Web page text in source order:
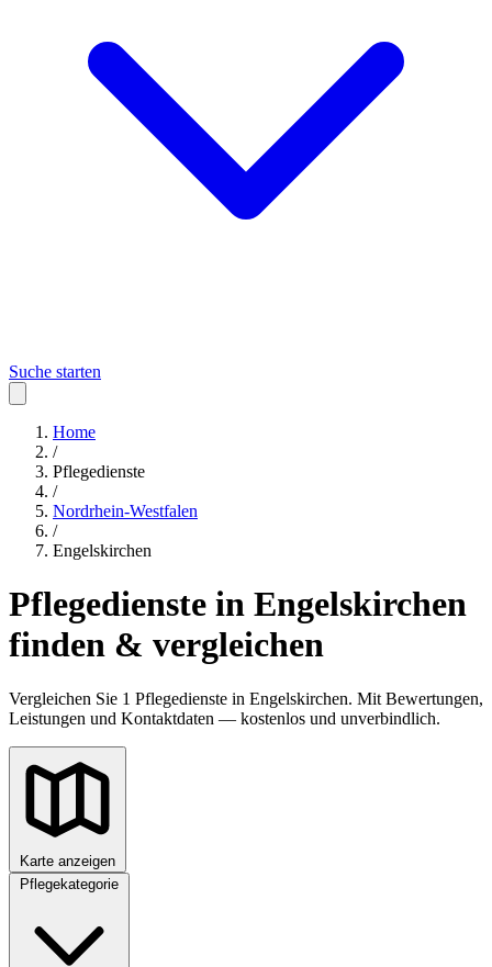
Suche starten
Home
/
Pflegedienste
/
Nordrhein-Westfalen
/
Engelskirchen
Pflegedienste in Engelskirchen
finden & vergleichen
Vergleichen Sie 1 Pflegedienste in Engelskirchen. Mit Bewertungen,
Leistungen und Kontaktdaten — kostenlos und unverbindlich.
Karte anzeigen
Pflegekategorie